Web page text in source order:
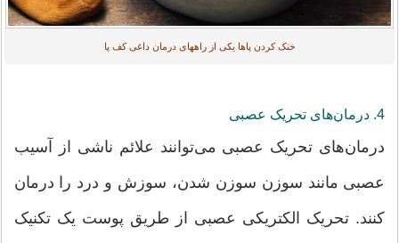
خنک کردن پاها یکی از راههای درمان داغی کف پا
4. درمان‌های تحریک عصبی
درمان‌های تحریک عصبی می‌توانند علائم ناشی از آسیب
عصبی مانند سوزن سوزن شدن، سوزش و درد را درمان
کنند. تحریک الکتریکی عصبی از طریق پوست یک تکنیک